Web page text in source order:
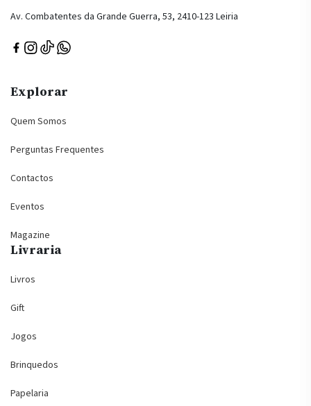
Av. Combatentes da Grande Guerra, 53, 2410-123 Leiria
Explorar
Quem Somos
Perguntas Frequentes
Contactos
Eventos
Magazine
Livraria
Livros
Gift
Jogos
Brinquedos
Papelaria